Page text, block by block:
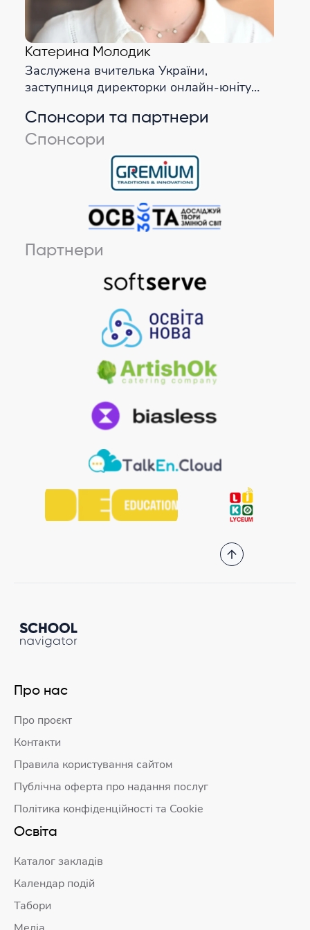
Катерина Молодик
Заслужена вчителька України,
заступниця директорки онлайн-юніту
«Українська мова, 8 клас» у
Всеукраїнській школі онлайн,
Спонсори та партнери
Спонсори
Партнери
Про нас
Про проєкт
Контакти
Правила користування сайтом
Публічна оферта про надання послуг
Політика конфіденційності та Cookie
Освіта
Каталог закладів
Календар подій
Табори